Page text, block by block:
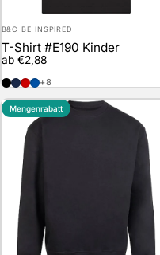
Anbieter:
B&C BE INSPIRED
T-Shirt #E190 Kinder
ab €2,88
Black
Navy
RedRoyal Blue
+8
Mengenrabatt